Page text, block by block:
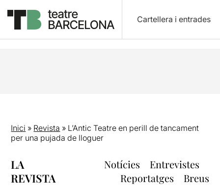
Cartellera i entrades
Inici » Revista » L’Antic Teatre en perill de tancament
per una pujada de lloguer
LA
REVISTA
Notícies
Entrevistes
Reportatges
Breus